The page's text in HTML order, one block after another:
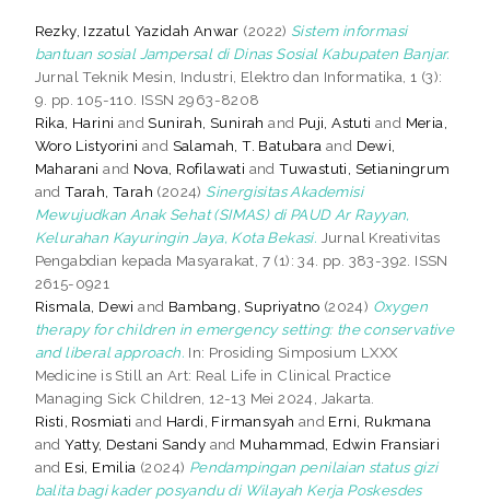
Rezky, Izzatul Yazidah Anwar (2022) Sistem informasi
bantuan sosial Jampersal di Dinas Sosial Kabupaten Banjar.
Jurnal Teknik Mesin, Industri, Elektro dan Informatika, 1 (3):
9. pp. 105-110. ISSN 2963-8208
Rika, Harini andSunirah, Sunirah and Puji, Astuti and Meria,
Woro Listyorini and Salamah, T. Batubara and Dewi,
Maharani and Nova, Rofilawati andTuwastuti, Setianingrum
andTarah, Tarah (2024) Sinergisitas Akademisi
Mewujudkan Anak Sehat (SIMAS) di PAUD Ar Rayyan,
Kelurahan Kayuringin Jaya, Kota Bekasi. Jurnal Kreativitas
Pengabdian kepada Masyarakat, 7 (1): 34. pp. 383-392. ISSN
2615-0921
Rismala, Dewi and Bambang, Supriyatno (2024) Oxygen
therapy for children in emergency setting: the conservative
and liberal approach. In: Prosiding Simposium LXXX
Medicine is Still an Art: Real Life in Clinical Practice
Managing Sick Children, 12-13 Mei 2024, Jakarta.
Risti, Rosmiati and Hardi, Firmansyah and Erni, Rukmana
andYatty, Destani Sandy and Muhammad, Edwin Fransiari
and Esi, Emilia (2024) Pendampingan penilaian status gizi
balita bagi kader posyandu di Wilayah Kerja Poskesdes